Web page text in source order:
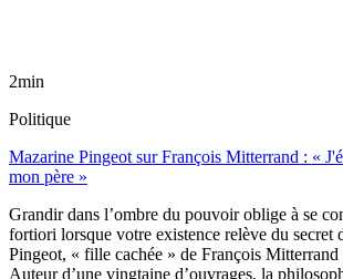
2min
Politique
Mazarine Pingeot sur François Mitterrand : «
mon père »
Grandir dans l’ombre du pouvoir oblige à se
fortiori lorsque votre existence relève du secret
Pingeot, « fille cachée » de François Mitterrand
Auteur d’une vingtaine d’ouvrages, la